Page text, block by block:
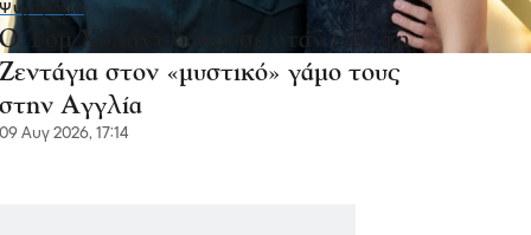
Ψυχαγωγία
Ο Τομ Χόλαντ δάκρυσε όταν είδε τη
Ζεντάγια στον «μυστικό» γάμο τους
στην Αγγλία
09 Αυγ 2026, 17:14